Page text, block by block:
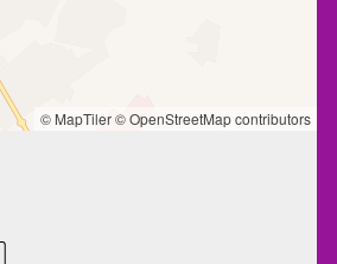
© MapTiler© OpenStreetMap contributors